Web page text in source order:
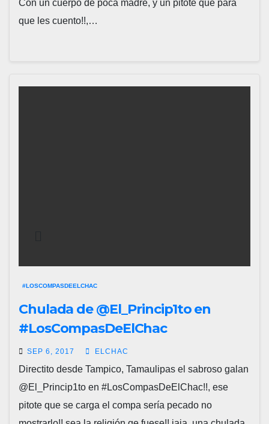
Con un cuerpo de poca madre, y un pitote que para
que les cuento!!,…
#LOSCOMPASDEELCHAC
Chulada de @El_Princip1to en
#LosCompasDeElChac
SEP 6, 2017 ELCHAC
Directito desde Tampico, Tamaulipas el sabroso galan
@El_Princip1to en #LosCompasDeElChac!!, ese
pitote que se carga el compa sería pecado no